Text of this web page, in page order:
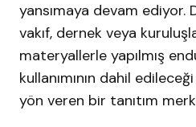
yansımaya devam
vakıf, dernek veya
materyallerle yapılmış
kullanımının dahil
yön veren bir tanıtım